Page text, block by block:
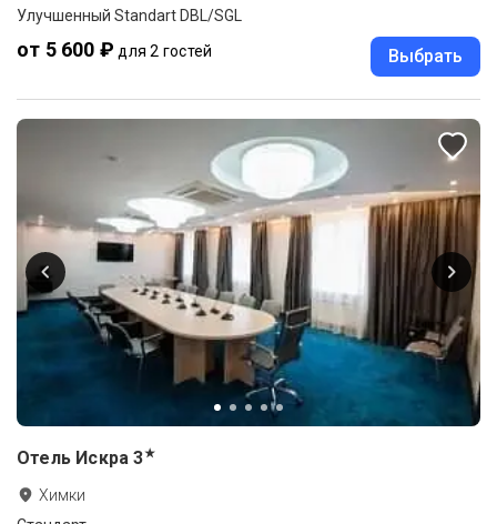
Улучшенный Standart DBL/SGL
от 5 600 ₽ для 2 гостей Выбрать
Отель Искра 3★
Химки